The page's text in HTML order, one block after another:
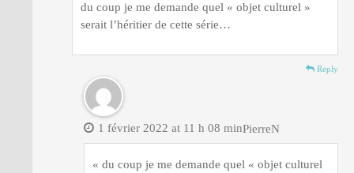
du coup je me demande quel « objet culturel »
serait l’héritier de cette série…
Reply
PierreN
1 février 2022 at 11 h 08 min
« du coup je me demande quel « objet culturel